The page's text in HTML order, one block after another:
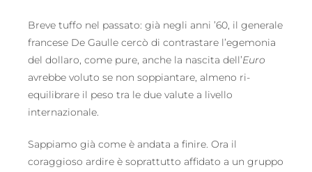
Breve tuffo nel passato: già negli anni ’60, il generale
francese De Gaulle cercò di contrastare l’egemonia
del dollaro, come pure, anche la nascita dell’Euro
avrebbe voluto se non soppiantare, almeno ri-
equilibrare il peso tra le due valute a livello
internazionale.
Sappiamo già come è andata a finire. Ora il
coraggioso ardire è soprattutto affidato a un gruppo